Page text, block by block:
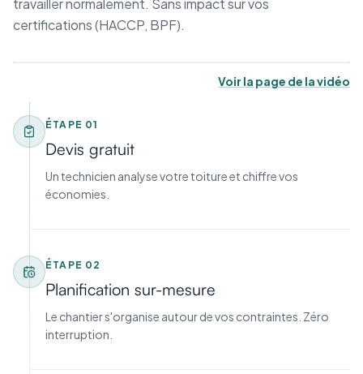
certifications (HACCP, BPF).
Voir la page de la vidéo
ÉTAPE 01
Devis gratuit
Un technicien analyse votre toiture et chiffre vos
économies.
ÉTAPE 02
Planification sur-mesure
Le chantier s'organise autour de vos contraintes. Zéro
interruption.